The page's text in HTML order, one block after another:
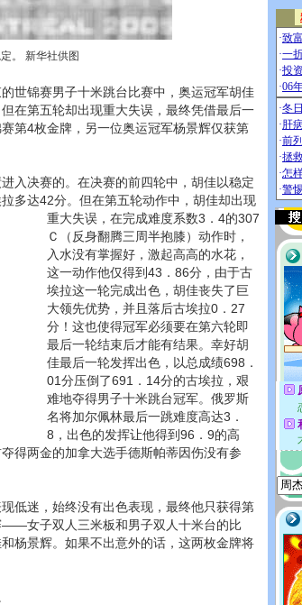
。 新华社供图
锦赛男子十米跳台比赛中，奥运冠军胡佳
在第五轮却出现重大失误，最终凭借最后一
第4枚金牌，另一位奥运冠军杨景辉仅获第
决赛的。在决赛的前四轮中，胡佳以稳定
多达42分。 但在第五轮动作中，胡佳却出现
重大失误，在完成难度系数3．4的307
Ｃ（反身翻腾三周半抱膝）动作时，
入水没有掌握好，激起高高的水花，
这一动作他仅得到43．86分，由于古
埃拉这一轮完成出色，胡佳丧失了巨
大领先优势，并且落后古埃拉0．27
分！这也使得冠军必须要在第六轮即
最后一轮结束后才能有结果。幸好胡
佳最后一轮发挥出色，以总成绩698．
01分压倒了691．14分的古埃拉，艰
难地夺得男子十米跳台冠军。俄罗斯
名将加尔佩林最后一跳难度高达3．
8，出色的发挥让他得到96．9的高
得两金的加拿大选手德斯帕蒂因伤没有参
迷，始终没有出色表现，最终他只获得第
女子双人三米板和男子双人十米台的比
杨景辉。如果不出意外的话，这两枚金牌将